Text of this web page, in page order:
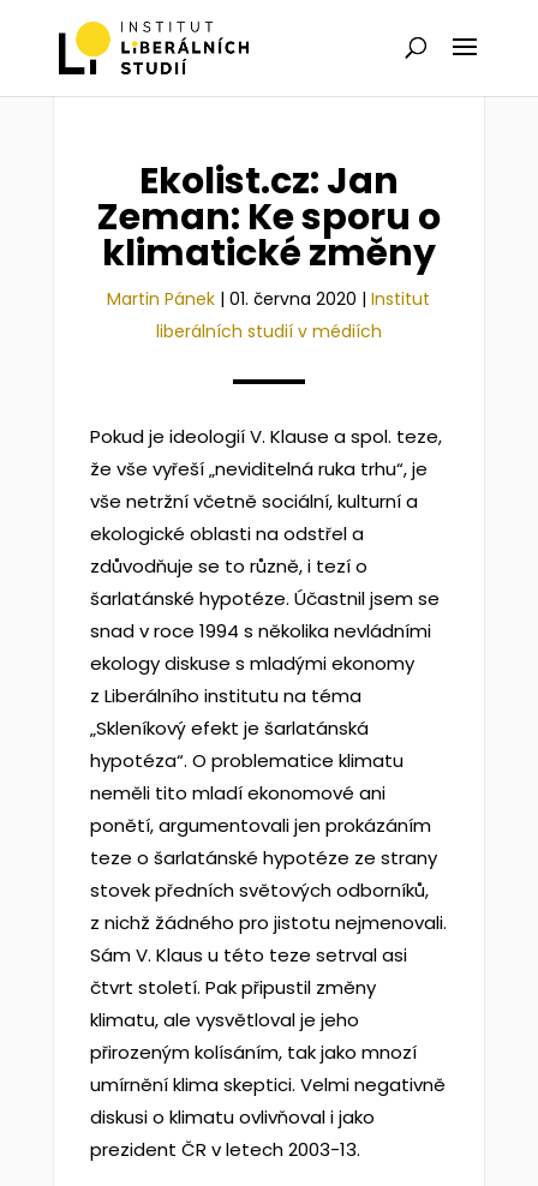
Ekolist.cz: Jan
Zeman: Ke sporu o
klimatické změny
Martin Pánek |01. června 2020 |Institut
liberálních studií v médiích
Pokud je ideologií V. Klause a spol. teze,
že vše vyřeší „neviditelná ruka trhu“, je
vše netržní včetně sociální, kulturní a
ekologické oblasti na odstřel a
zdůvodňuje se to různě, i tezí o
šarlatánské hypotéze. Účastnil jsem se
snad v roce 1994 s několika nevládními
ekology diskuse s mladými ekonomy
z Liberálního institutu na téma
„Skleníkový efekt je šarlatánská
hypotéza“. O problematice klimatu
neměli tito mladí ekonomové ani
ponětí, argumentovali jen prokázáním
teze o šarlatánské hypotéze ze strany
stovek předních světových odborníků,
z nichž žádného pro jistotu nejmenovali.
Sám V. Klaus u této teze setrval asi
čtvrt století. Pak připustil změny
klimatu, ale vysvětloval je jeho
přirozeným kolísáním, tak jako mnozí
umírnění klima skeptici. Velmi negativně
diskusi o klimatu ovlivňoval i jako
prezident ČR v letech 2003-13.